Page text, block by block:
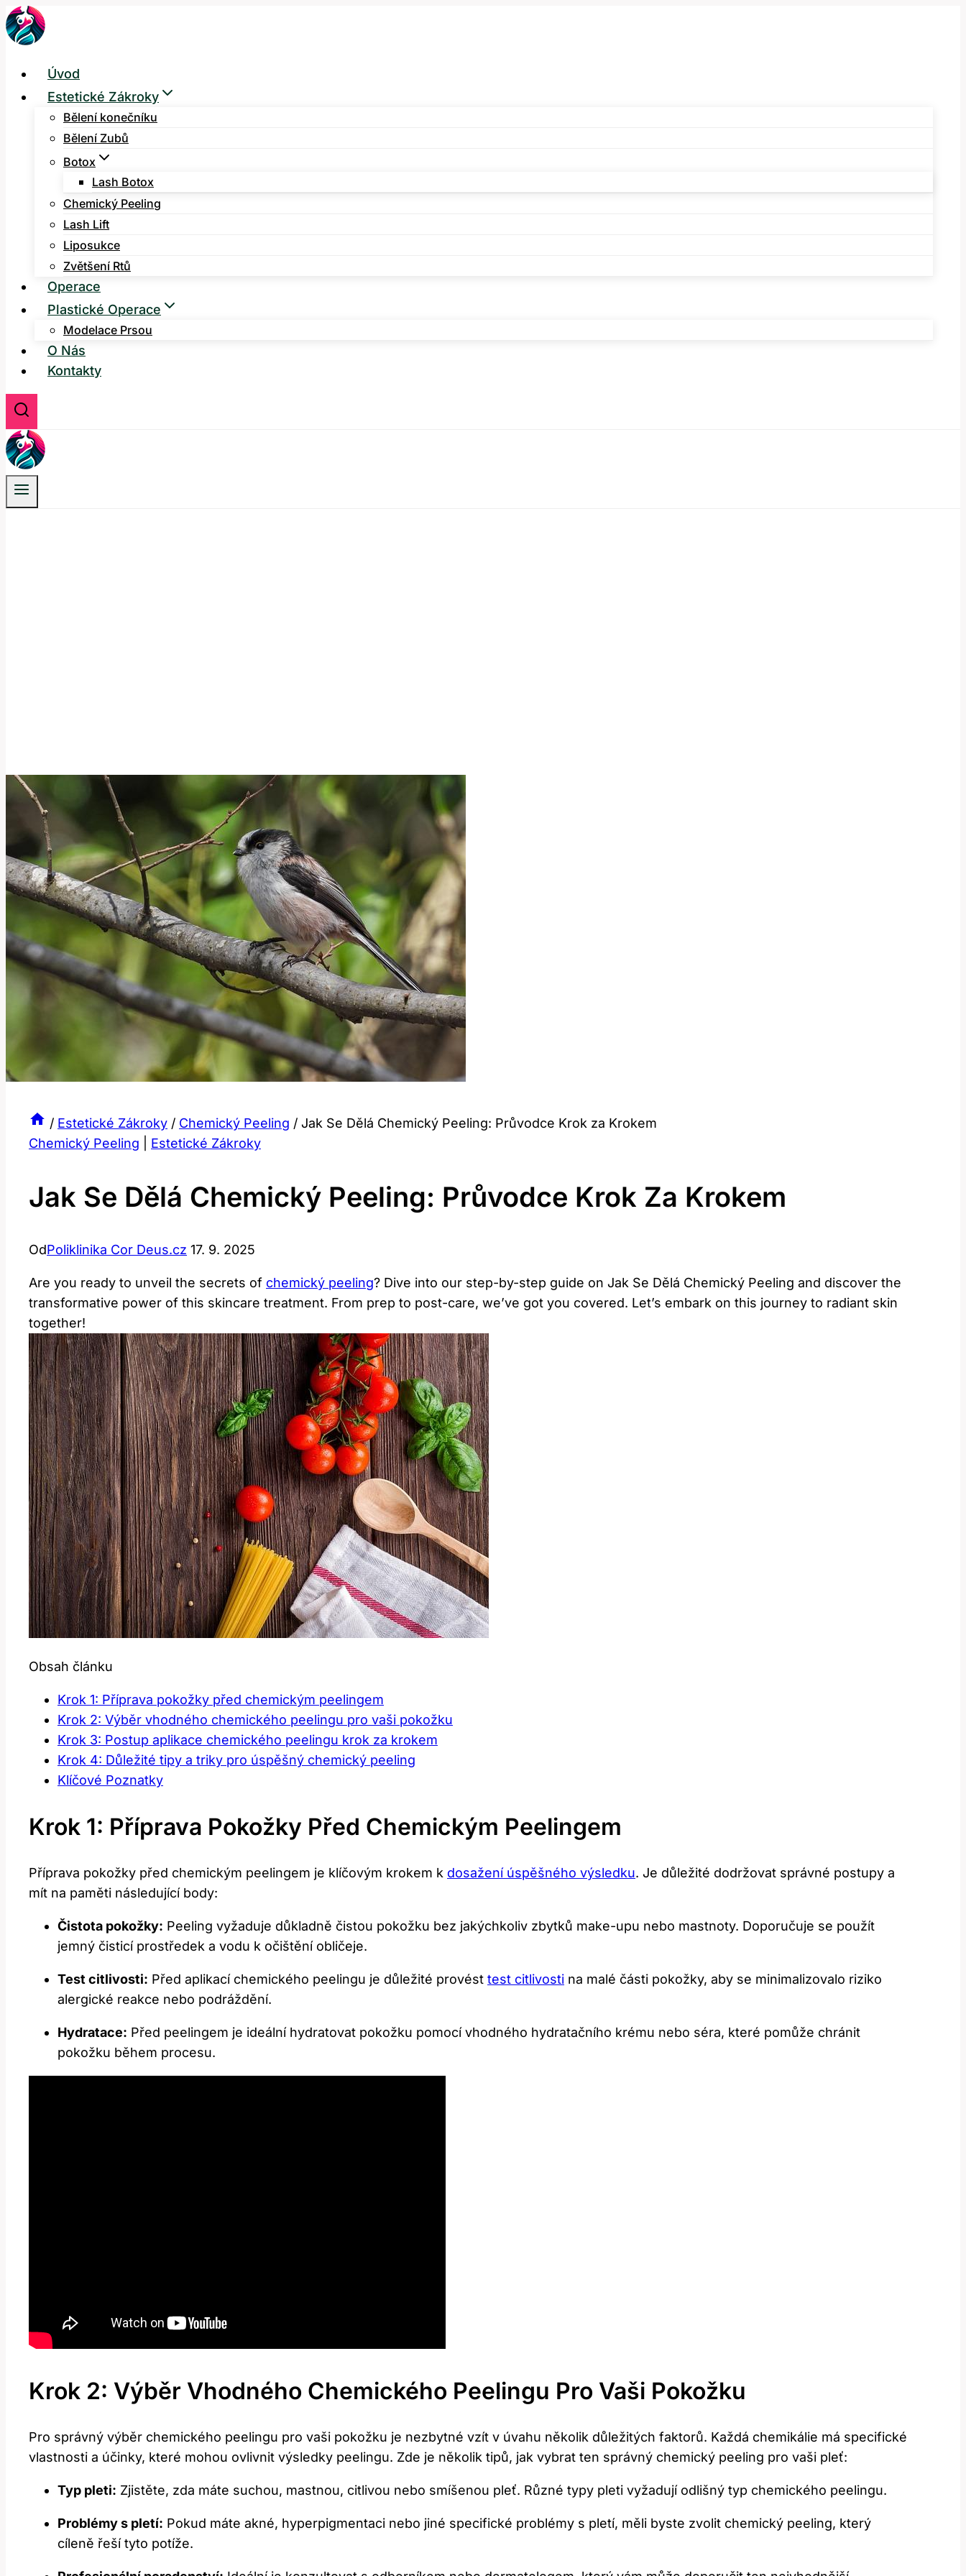
Přeskočit
na
Úvod
Estetické Zákroky
Bělení konečníku
Bělení Zubů
Botox
Lash Botox
Chemický Peeling
Lash Lift
Liposukce
Zvětšení Rtů
Operace
Plastické Operace
Modelace Prsou
O Nás
Kontakty
/ Estetické Zákroky / Chemický Peeling / Jak Se Dělá Chemický Peeling: Průvodce Krok za Krokem
Chemický Peeling
Estetické Zákroky
Jak Se Dělá Chemický Peeling: Průvodce Krok Za Krokem
OdPoliklinika Cor Deus.cz 17. 9. 2025
Are ⁣you ready to unveil the secrets of ⁢ chemický peeling? ⁢Dive into our step-by-step guide ⁣on‍ Jak Se ⁣Dělá Chemický‌ Peeling and discover the​
transformative power of this skincare treatment. From prep to post-care, ​we’ve got ​you covered. Let’s ​embark on​ this journey to radiant⁣ skin
together!
Obsah článku
Krok ‍1: ‌Příprava pokožky před chemickým peelingem
Krok 2: Výběr vhodného​ chemického​ peelingu pro vaši ‌pokožku
Krok‌ 3: Postup aplikace chemického peelingu krok za krokem
Krok 4: Důležité tipy a ⁣triky pro úspěšný chemický peeling
Klíčové Poznatky
Krok ‍1: ‌Příprava Pokožky Před Chemickým Peelingem
Příprava pokožky před chemickým peelingem ‌je klíčovým ‍krokem k dosažení úspěšného výsledku. ⁢Je ‌důležité dodržovat správné​ postupy ⁢a
mít na paměti následující⁢ body:
Čistota pokožky: Peeling vyžaduje​ důkladně čistou pokožku bez jakýchkoliv zbytků ⁢make-upu nebo‍ mastnoty. Doporučuje ‍se použít
jemný čisticí​ prostředek ‍a vodu k​ očištění ⁣obličeje.
Test citlivosti: ‌Před aplikací chemického peelingu je⁢ důležité provést test citlivosti na malé‍ části pokožky, aby se minimalizovalo riziko
alergické reakce nebo⁢ podráždění.
Hydratace: Před​ peelingem je ideální hydratovat pokožku pomocí vhodného hydratačního krému nebo séra,‌ které ⁤pomůže chránit
⁢pokožku během procesu.
Krok 2: Výběr Vhodného​ Chemického​ Peelingu Pro Vaši ‌pokožku
Pro správný výběr chemického peelingu pro vaši pokožku je nezbytné vzít v úvahu⁣ několik důležitých faktorů. Každá⁤ chemikálie má specifické
vlastnosti ⁤a účinky, které mohou ovlivnit⁢ výsledky peelingu. Zde je několik tipů, jak vybrat ten správný chemický ‍peeling pro​ vaši pleť:
Typ⁣ pleti: Zjistěte, zda máte suchou, ​mastnou, citlivou nebo ​smíšenou pleť. Různé typy pleti vyžadují‍ odlišný typ chemického ‌peelingu.
Problémy⁣ s pletí: Pokud máte akné, hyperpigmentaci⁣ nebo jiné‍ specifické problémy s pletí, ​měli byste zvolit chemický peeling,⁤ který
cíleně řeší tyto‍ potíže.